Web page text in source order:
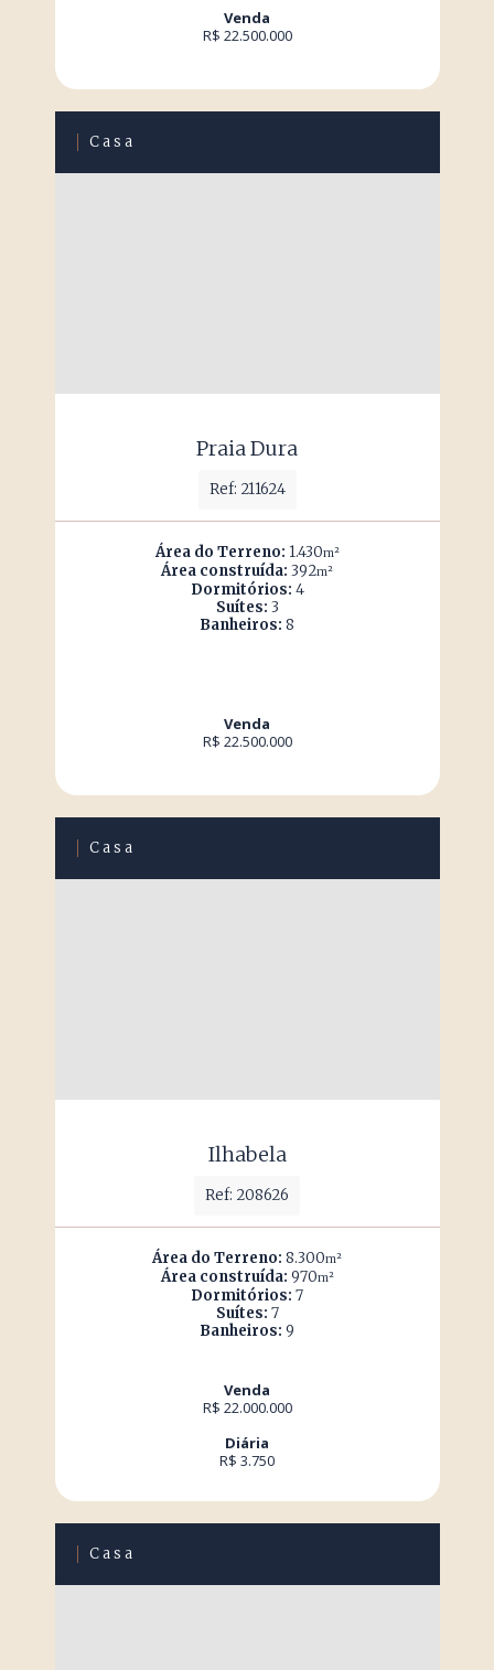
Venda
R$ 22.500.000
Casa
Praia Dura
Ref: 211624
Área do Terreno: 1.430m²
Área construída: 392m²
Dormitórios: 4
Suítes: 3
Banheiros: 8
Venda
R$ 22.500.000
Casa
Ilhabela
Ref: 208626
Área do Terreno: 8.300m²
Área construída: 970m²
Dormitórios: 7
Suítes: 7
Banheiros: 9
Venda
R$ 22.000.000
Diária
R$ 3.750
Casa